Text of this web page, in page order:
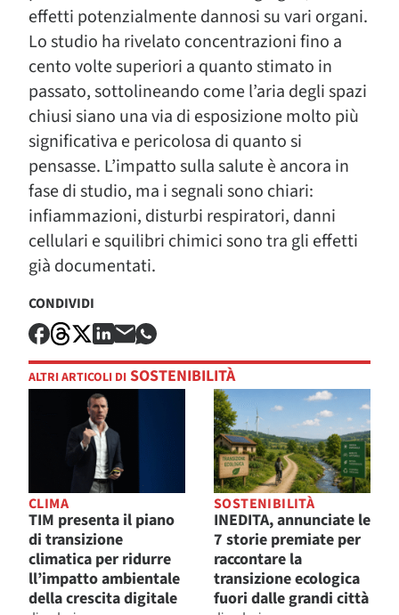
effetti potenzialmente dannosi su vari organi.
Lo studio ha rivelato concentrazioni fino a
cento volte superiori a quanto stimato in
passato, sottolineando come l’aria degli spazi
chiusi siano una via di esposizione molto più
significativa e pericolosa di quanto si
pensasse. L’impatto sulla salute è ancora in
fase di studio, ma i segnali sono chiari:
infiammazioni, disturbi respiratori, danni
cellulari e squilibri chimici sono tra gli effetti
già documentati.
CONDIVIDI
ALTRI ARTICOLI DI SOSTENIBILITÀ
CLIMA
TIM presenta il piano
di transizione
climatica per ridurre
ll’impatto ambientale
della crescita digitale
SOSTENIBILITÀ
INEDITA, annunciate le
7 storie premiate per
raccontare la
transizione ecologica
fuori dalle grandi città